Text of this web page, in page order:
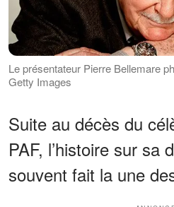
Le présentateur Pierre Bellemare
Getty Images
Suite au décès du
PAF, l’histoire sur sa
souvent fait la une